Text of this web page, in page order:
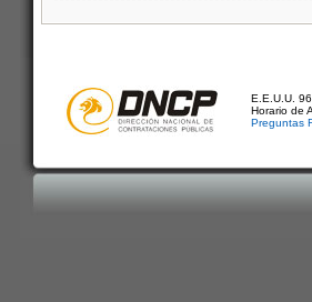
E.E.U.U.
Horario de
Preguntas